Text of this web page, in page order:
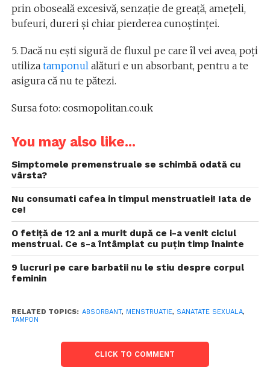
prin oboseală excesivă, senzaţie de greaţă, ameţeli,
bufeuri, dureri şi chiar pierderea cunoştinţei.
5. Dacă nu eşti sigură de fluxul pe care îl vei avea, poţi
utiliza tamponulalături e un absorbant, pentru a te
asigura că nu te pătezi.
Sursa foto: cosmopolitan.co.uk
You may also like...
Simptomele premenstruale se schimbă odată cu
vârsta?
Nu consumati cafea in timpul menstruatiei! Iata de
ce!
O fetiță de 12 ani a murit după ce i-a venit ciclul
menstrual. Ce s-a întâmplat cu puțin timp înainte
9 lucruri pe care barbatii nu le stiu despre corpul
feminin
RELATED TOPICS: ABSORBANT, MENSTRUATIE, SANATATE SEXUALA,
TAMPON
CLICK TO COMMENT